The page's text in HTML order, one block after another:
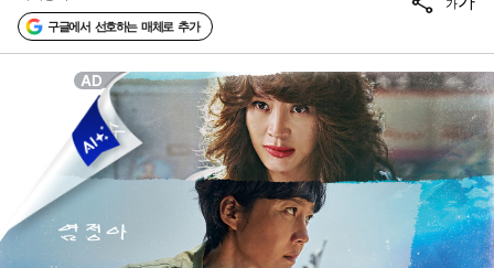
구글에서 선호하는 매체로 추가
가